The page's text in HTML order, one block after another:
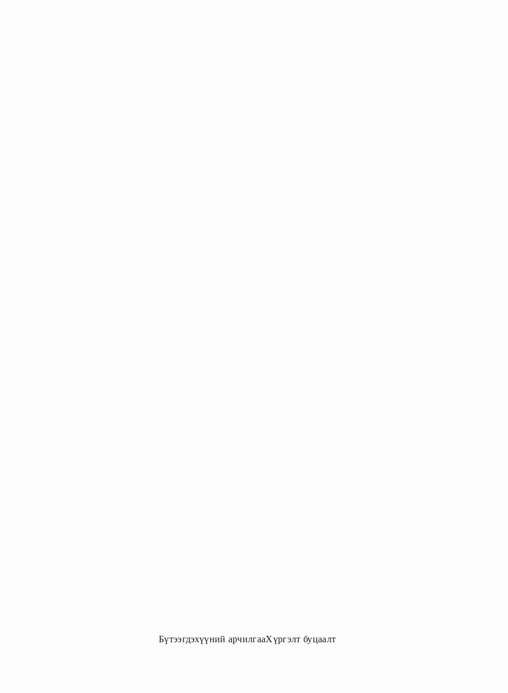
Бүтээгдэхүүний арчилгааХүргэлт буцаалт